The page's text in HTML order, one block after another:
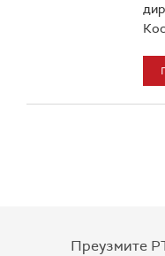
Преузмите